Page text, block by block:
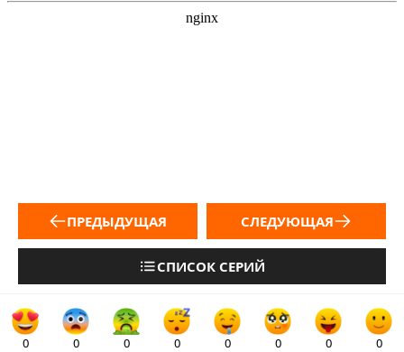
ПРЕДЫДУЩАЯ
СПИСОК СЕРИЙ
СЛЕДУЮЩАЯ
0 0 0 0 0 0 0 0